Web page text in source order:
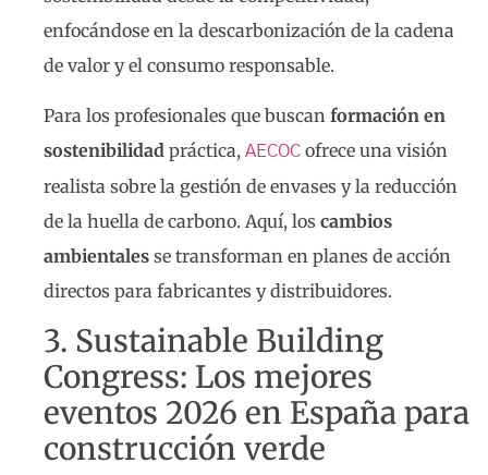
enfocándose en la descarbonización de la cadena
de valor y el consumo responsable.
Para los profesionales que buscan formación en
sostenibilidad práctica, AECOC ofrece una visión
realista sobre la gestión de envases y la reducción
de la huella de carbono. Aquí, los cambios
ambientales se transforman en planes de acción
directos para fabricantes y distribuidores.
3. Sustainable Building
Congress: Los mejores
eventos 2026 en España para
construcción verde